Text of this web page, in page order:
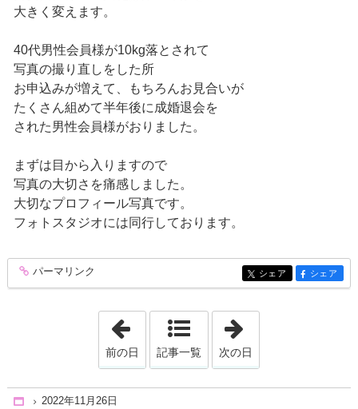
大きく変えます。
40代男性会員様が10kg落とされて
写真の撮り直しをした所
お申込みが増えて、もちろんお見合いが
たくさん組めて半年後に成婚退会を
された男性会員様がおりました。
まずは目から入りますので
写真の大切さを痛感しました。
大切なプロフィール写真です。
フォトスタジオには同行しております。
entry1286
パーマリンク entry1286
シェア entry1286
シェア
「2022年11月20日」
前の日 記事一覧 次の日
Home
2022年11月26日